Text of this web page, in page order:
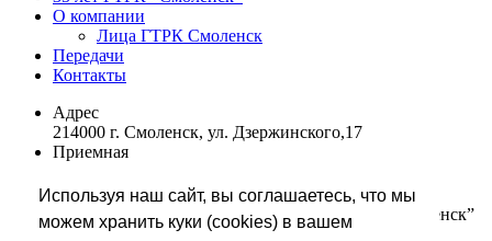
Используя наш сайт, вы соглашаетесь, что мы
можем хранить куки (cookies) в вашем
О компании
Лица ГТРК Смоленск
Передачи
Контакты
Адрес
214000 г. Смоленск, ул. Дзержинского,17
Приемная
rukovodstvo@smolgtrk.rfn.ru
Редакция информации телевидения “Вести-Смоленск”
+7 (4812) 65 67 86